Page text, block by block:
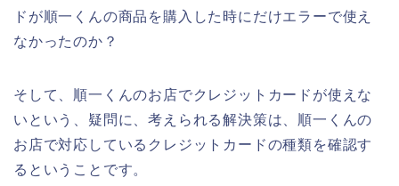
ドが順一くんの商品を購入した時にだけエラーで使え
なかったのか？
そして、順一くんのお店でクレジットカードが使えな
いという、疑問に、考えられる解決策は、順一くんの
お店で対応しているクレジットカードの種類を確認す
るということです。